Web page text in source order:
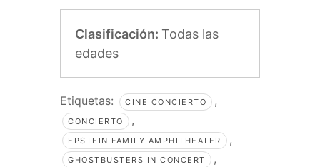
Clasificación: Todas las
edades
Etiquetas: CINE CONCIERTO ,
CONCIERTO ,
EPSTEIN FAMILY AMPHITHEATER ,
GHOSTBUSTERS IN CONCERT ,